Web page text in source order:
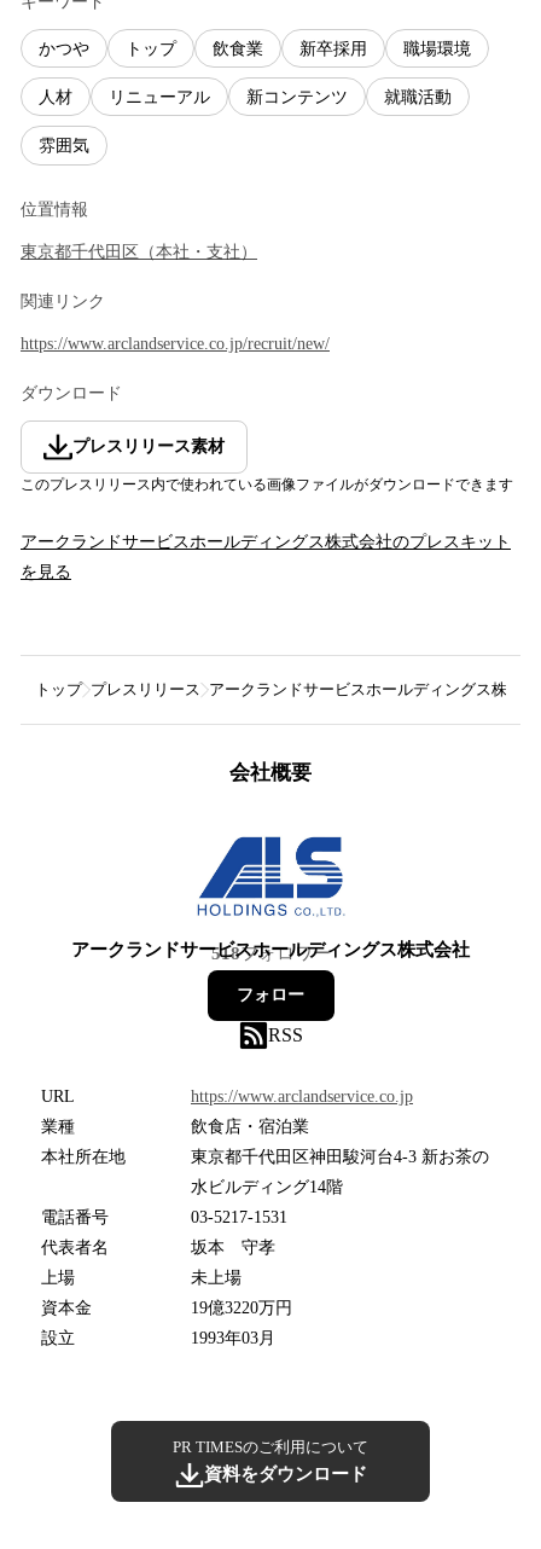
かつや トップ 飲食業 新卒採用 職場環境
人材 リニューアル 新コンテンツ 就職活動
雰囲気
位置情報
東京都千代田区 （本社・支社 ）
関連リンク
https://www.arclandservice.co.jp/recruit/new/
ダウンロード
プレスリリース素材
このプレスリリース内で使われている画像ファイルがダウンロードできます
アークランドサービスホールディングス株式会社のプレスキット
を見る
トップ プレスリリース アークランドサービスホールディングス株式
会社概要
アークランドサービスホールディングス株式会社
518フォロワー
フォロー
RSS
URL
https://www.arclandservice.co.jp
業種
飲食店・宿泊業
本社所在地
東京都千代田区神田駿河台4-3 新お茶の
水ビルディング14階
電話番号
03-5217-1531
代表者名
坂本 守孝
上場
未上場
資本金
19億3220万円
設立
1993年03月
PR TIMESのご利用について
資料をダウンロード